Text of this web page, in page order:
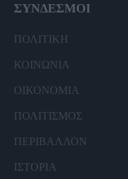
ΣΥΝΔΕΣΜΟΙ
ΠΟΛΙΤΙΚΗ
ΚΟΙΝΩΝΙΑ
ΟΙΚΟΝΟΜΙΑ
ΠΟΛΙΤΙΣΜΟΣ
ΠΕΡΙΒΑΛΛΟΝ
ΙΣΤΟΡΙΑ